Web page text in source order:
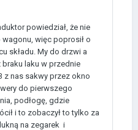
powiedział, że nie
więc poprosił o
składu. My do drzwi a
braku laku w przednie
z nas sakwy przez okno
do pierwszego
podłogę, gdzie
i to zobaczył to tylko za
na zegarek i